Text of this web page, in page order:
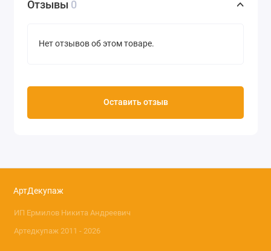
Отзывы 0
Нет отзывов об этом товаре.
Оставить отзыв
АртДекупаж
ИП Ермилов Никита Андреевич
Артедкупаж 2011 - 2026